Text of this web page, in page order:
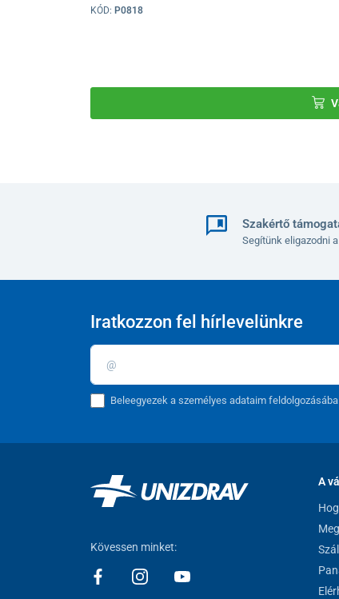
KÓD: P0818
Szakértő
Segítünk eligazodni
Iratkozzon fel hírlevelünkre
Beleegyezek a személyes adataim feldolgozásába
Kövessen minket:
A